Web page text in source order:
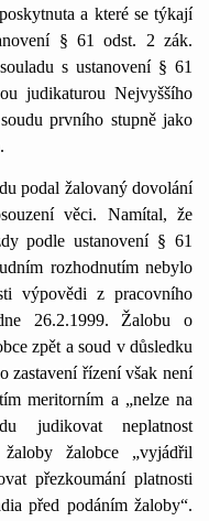
a které se týkají
§ 61 odst. 2 zák.
s ustanovení § 61
judikaturou Nejvyššího
prvního stupně jako
podal žalovaný dovolání
věci. Namítal, že
podle ustanovení § 61
rozhodnutím nebylo
výpovědi z pracovního
26.2.1999. Žalobu o
zpět a soud v důsledku
zastavení řízení však není
meritorním a „nelze na
judikovat neplatnost
žalobce „vyjádřil
přezkoumání platnosti
před podáním žaloby“.